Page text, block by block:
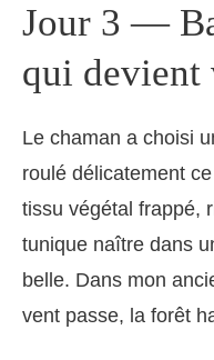
Jour 3 —
qui devient
Le chaman a choisi
roulé délicatement
tissu végétal frappé,
tunique naître dans
belle. Dans mon
vent passe, la forêt